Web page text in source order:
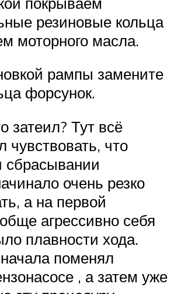
резиновые кольца
моторного масла.
рампы замените
форсунок.
затеил? Тут всё
чувствовать, что
очень резко
а на первой
агрессивно себя
плавности хода.
поменял
, а затем уже